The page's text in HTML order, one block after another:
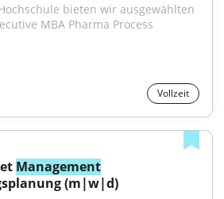
bieten wir ausgewählten
Vollzeit
Management
(m|w|d)